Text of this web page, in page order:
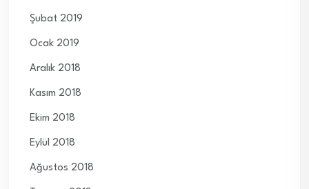
Şubat 2019
Ocak 2019
Aralık 2018
Kasım 2018
Ekim 2018
Eylül 2018
Ağustos 2018